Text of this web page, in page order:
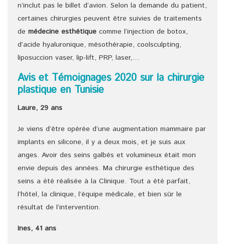
n’inclut pas le billet d’avion. Selon la demande du patient,
certaines chirurgies peuvent être suivies de traitements
de médecine esthétique comme l’injection de botox,
d’acide hyaluronique, mésothérapie, coolsculpting,
liposuccion vaser, lip-lift, PRP, laser,…
Avis et Témoignages 2020 sur la chirurgie
plastique en Tunisie
Laure, 29 ans
Je viens d’être opérée d’une augmentation mammaire par
implants en silicone, il y a deux mois, et je suis aux
anges. Avoir des seins galbés et volumineux était mon
envie depuis des années. Ma chirurgie esthétique des
seins a été réalisée à la Clinique. Tout a été parfait,
l’hôtel, la clinique, l’équipe médicale, et bien sûr le
résultat de l’intervention.
Ines, 41 ans